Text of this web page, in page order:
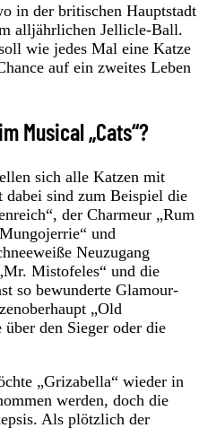
in der britischen Hauptstadt
alljährlichen Jellicle-Ball.
wie jedes Mal eine Katze
auf ein zweites Leben
Musical „Cats“?
sich alle Katzen mit
sind zum Beispiel die
der Charmeur „Rum
und
Neuzugang
Mistofeles“ und die
so bewunderte Glamour-
„Old
den Sieger oder die
„Grizabella“ wieder in
werden, doch die
Als plötzlich der